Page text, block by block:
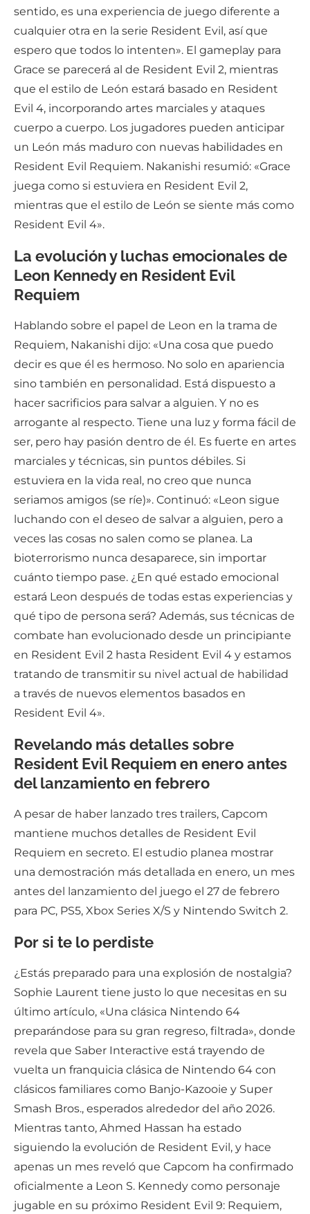
sentido, es una experiencia de juego diferente a
cualquier otra en la serie Resident Evil, así que
espero que todos lo intenten». El gameplay para
Grace se parecerá al de Resident Evil 2, mientras
que el estilo de León estará basado en Resident
Evil 4, incorporando artes marciales y ataques
cuerpo a cuerpo. Los jugadores pueden anticipar
un León más maduro con nuevas habilidades en
Resident Evil Requiem. Nakanishi resumió: «Grace
juega como si estuviera en Resident Evil 2,
mientras que el estilo de León se siente más como
Resident Evil 4».
La evolución y luchas emocionales de
Leon Kennedy en Resident Evil
Requiem
Hablando sobre el papel de Leon en la trama de
Requiem, Nakanishi dijo: «Una cosa que puedo
decir es que él es hermoso. No solo en apariencia
sino también en personalidad. Está dispuesto a
hacer sacrificios para salvar a alguien. Y no es
arrogante al respecto. Tiene una luz y forma fácil de
ser, pero hay pasión dentro de él. Es fuerte en artes
marciales y técnicas, sin puntos débiles. Si
estuviera en la vida real, no creo que nunca
seriamos amigos (se ríe)». Continuó: «Leon sigue
luchando con el deseo de salvar a alguien, pero a
veces las cosas no salen como se planea. La
bioterrorismo nunca desaparece, sin importar
cuánto tiempo pase. ¿En qué estado emocional
estará Leon después de todas estas experiencias y
qué tipo de persona será? Además, sus técnicas de
combate han evolucionado desde un principiante
en Resident Evil 2 hasta Resident Evil 4 y estamos
tratando de transmitir su nivel actual de habilidad
a través de nuevos elementos basados en
Resident Evil 4».
Revelando más detalles sobre
Resident Evil Requiem en enero antes
del lanzamiento en febrero
A pesar de haber lanzado tres trailers, Capcom
mantiene muchos detalles de Resident Evil
Requiem en secreto. El estudio planea mostrar
una demostración más detallada en enero, un mes
antes del lanzamiento del juego el 27 de febrero
para PC, PS5, Xbox Series X/S y Nintendo Switch 2.
Por si te lo perdiste
¿Estás preparado para una explosión de nostalgia?
Sophie Laurent tiene justo lo que necesitas en su
último artículo, «Una clásica Nintendo 64
preparándose para su gran regreso, filtrada», donde
revela que Saber Interactive está trayendo de
vuelta un franquicia clásica de Nintendo 64 con
clásicos familiares como Banjo-Kazooie y Super
Smash Bros., esperados alrededor del año 2026.
Mientras tanto, Ahmed Hassan ha estado
siguiendo la evolución de Resident Evil, y hace
apenas un mes reveló que Capcom ha confirmado
oficialmente a Leon S. Kennedy como personaje
jugable en su próximo Resident Evil 9: Requiem,